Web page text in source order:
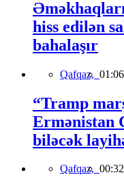
hiss edilən
bahalaşır
Qafqaz, 01:06
“Tramp
Ermənistan
biləcək
Qafqaz, 00:32